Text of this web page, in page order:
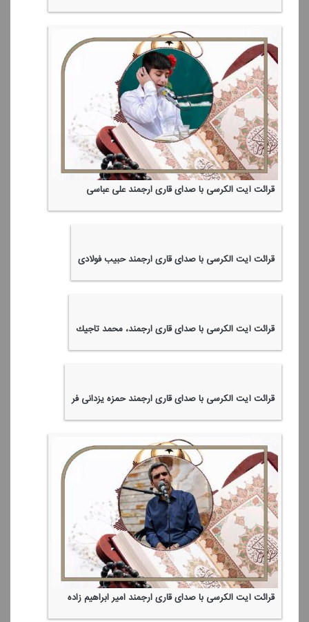
قرائت آیت الكرسی با صدای قاری ارجمند علی عباسی
قرائت آیت الكرسی با صدای قاری ارجمند حبیب فولادی
قرائت آیت الكرسی با صدای قاری ارجمند، محمد تاجیك
قرائت آیت الكرسی با صدای قاری ارجمند حمزه یزدانی فر
قرائت آیت الكرسی با صدای قاری ارجمند امیر ابراهیم زاده